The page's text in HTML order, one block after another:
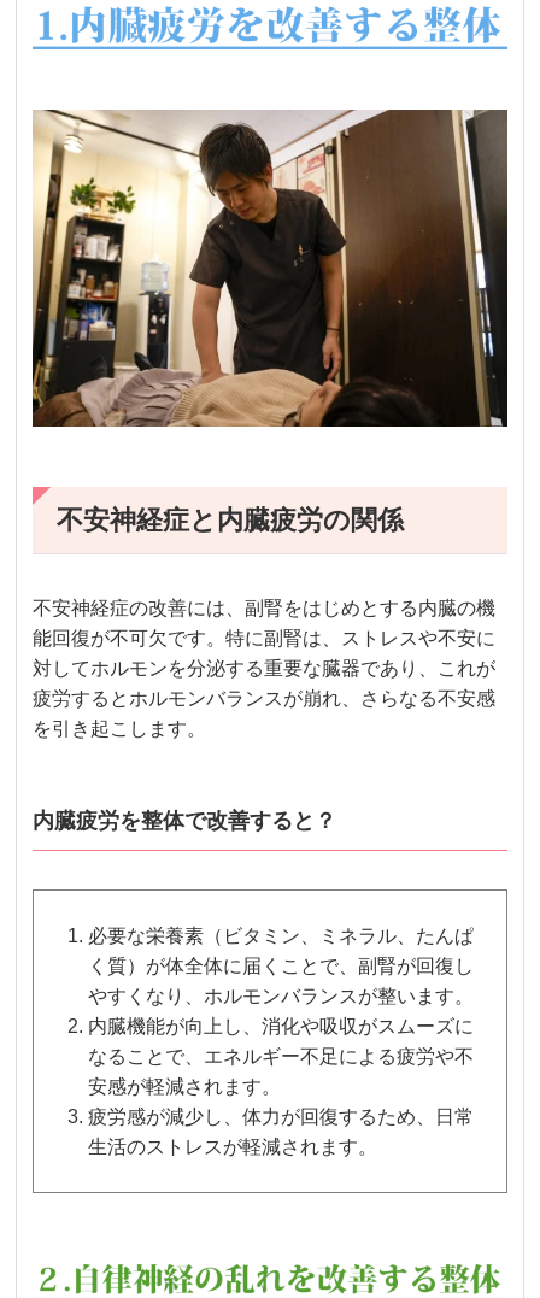
不安神経症と内臓疲労の関係
不安神経症の改善には、副腎をはじめとする内臓の機
能回復が不可欠です。特に副腎は、ストレスや不安に
対してホルモンを分泌する重要な臓器であり、これが
疲労するとホルモンバランスが崩れ、さらなる不安感
を引き起こします。
内臓疲労を整体で改善すると？
必要な栄養素（ビタミン、ミネラル、たんぱ
く質）が体全体に届くことで、副腎が回復し
やすくなり、ホルモンバランスが整います。
内臓機能が向上し、消化や吸収がスムーズに
なることで、エネルギー不足による疲労や不
安感が軽減されます。
疲労感が減少し、体力が回復するため、日常
生活のストレスが軽減されます。